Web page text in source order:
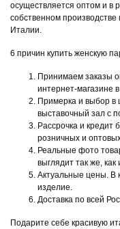
осуществляется оптом и в
собственном
Италии.
6 причин купить женскую
Принимаем заказы
интернет-магазине
Примерка и выбор в
выставочный зал с
Рассрочка и кредит
розничных и
Реальные фото
выглядит так же, как
Актуальные цены. В
изделие.
Доставка по всей
Подарите себе красивую